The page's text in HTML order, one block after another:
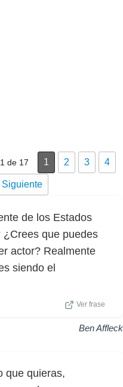
de 17 1 2 3 4
Siguiente
de los Estados
que puedes
actor? Realmente
siendo el
Ver frase
Ben Affleck
que quieras,